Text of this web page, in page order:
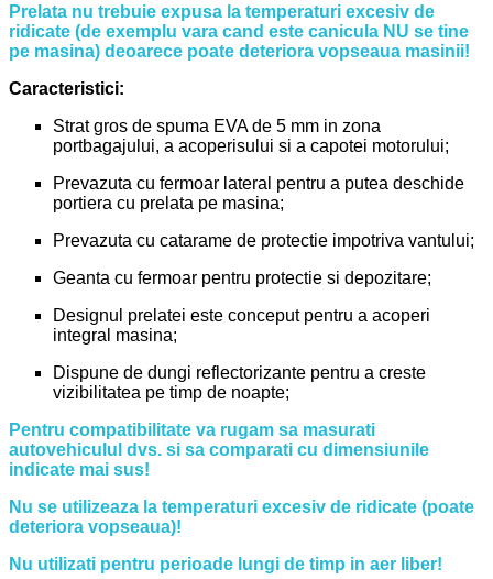
Prelata nu trebuie expusa la temperaturi excesiv de
ridicate (de exemplu vara cand este canicula NU se tine
pe masina) deoarece poate deteriora vopseaua masinii!
Caracteristici:
Strat gros de spuma EVA de 5 mm in zona
portbagajului, a acoperisului si a capotei motorului;
Prevazuta cu fermoar lateral pentru a putea deschide
portiera cu prelata pe masina;
Prevazuta cu catarame de protectie impotriva vantului;
Geanta cu fermoar pentru protectie si depozitare;
Designul prelatei este conceput pentru a acoperi
integral masina;
Dispune de dungi reflectorizante pentru a creste
vizibilitatea pe timp de noapte;
Pentru compatibilitate va rugam sa masurati
autovehiculul dvs. si sa comparati cu dimensiunile
indicate mai sus!
Nu se utilizeaza la temperaturi excesiv de ridicate (poate
deteriora vopseaua)!
Nu utilizati pentru perioade lungi de timp in aer liber!